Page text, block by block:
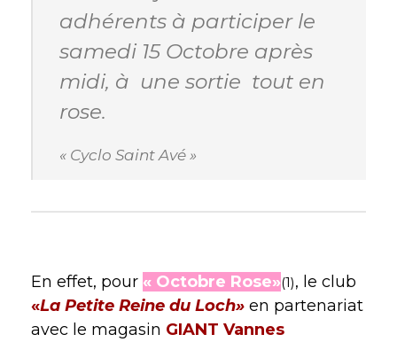
adhérents à participer le
samedi 15 Octobre après
midi, à une sortie tout en
rose.
« Cyclo Saint Avé »
En effet, pour « Octobre Rose»(1), le club
«La Petite Reine du Loch» en partenariat
avec le magasin GIANT Vannes